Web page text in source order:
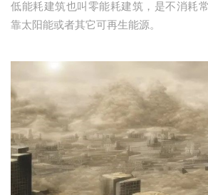
低能耗建筑也叫零能耗建筑，是不消耗
靠太阳能或者其它可再生能源。